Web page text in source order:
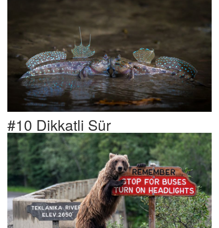
#10 Dikkatli Sür